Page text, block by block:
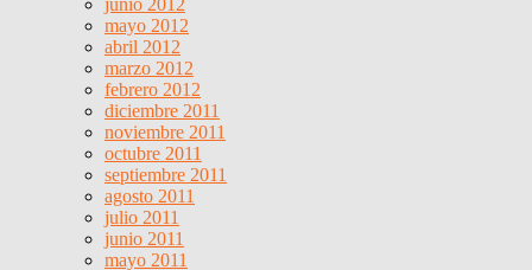
junio 2012
mayo 2012
abril 2012
marzo 2012
febrero 2012
diciembre 2011
noviembre 2011
octubre 2011
septiembre 2011
agosto 2011
julio 2011
junio 2011
mayo 2011